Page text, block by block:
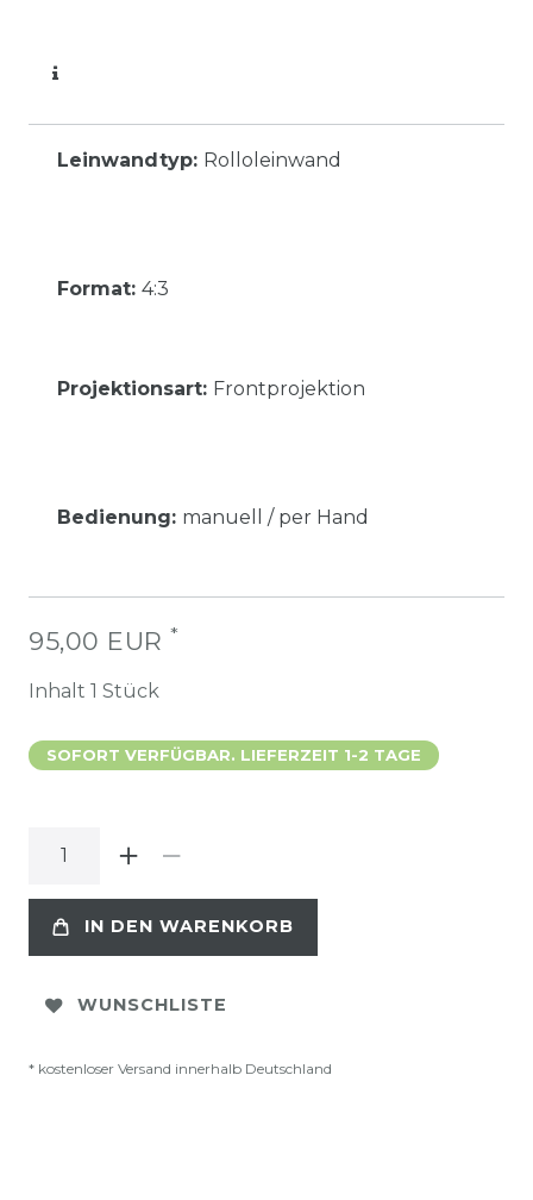
Leinwandtyp: Rolloleinwand
Format: 4:3
Projektionsart: Frontprojektion
Bedienung: manuell / per Hand
95,00 EUR *
Inhalt 1 Stück
SOFORT VERFÜGBAR. LIEFERZEIT 1-2 TAGE
IN DEN WARENKORB
WUNSCHLISTE
* kostenloser Versand innerhalb Deutschland